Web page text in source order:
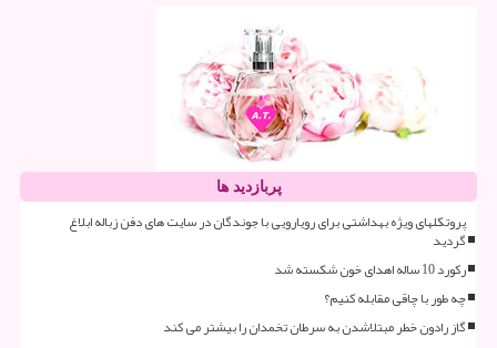
پربازدید ها
پروتکلهای ویژه بهداشتی برای رویارویی با جوندگان در سایت های دفن زباله ابلاغ
گردید
رکورد 10 ساله اهدای خون شکسته شد
چه طور با چاقی مقابله کنیم؟
گاز رادون خطر مبتلاشدن به سرطان تخمدان را بیشتر می کند